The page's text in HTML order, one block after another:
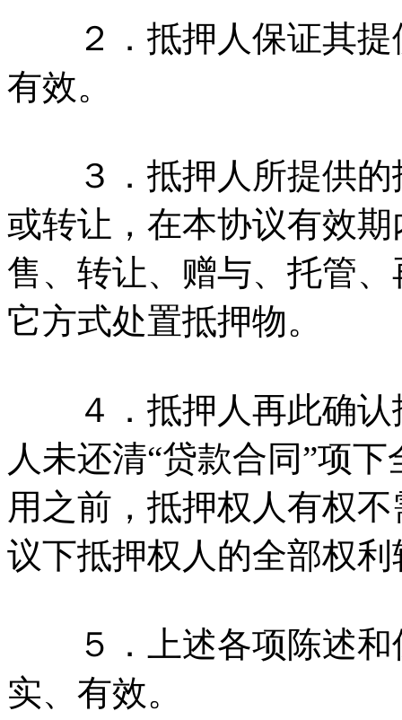
２．抵押人保证其提
有效。
３．抵押人所提供的
或转让，在本协议有效
售、转让、赠与、托管
它方式处置抵押物。
４．抵押人再此确认
人未还清“贷款合同”项
用之前，抵押权人有权
议下抵押权人的全部权
５．上述各项陈述和
实、有效。